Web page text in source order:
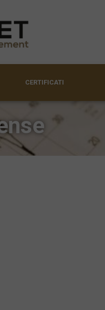
CERTIFICATI